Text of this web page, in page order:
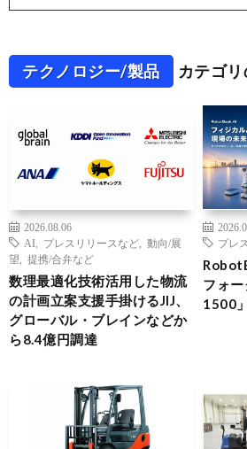
テクノロジー/製品 カテゴ
2026.08.06
AI
プレスリリースなど
動向/展
望
提携/合弁など
数理最適化技術活用した物流
の計画立案支援手掛けるJIJ、
グローバル・ブレインなどか
ら8.4億円調達
プレ
フォ
1500